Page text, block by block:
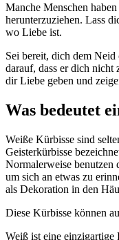
Manche Menschen
herunterzuziehen. Lass
wo Liebe ist.
Sei bereit, dich dem Neid
darauf, dass er dich
dir Liebe geben und
Was bedeutet
Weiße Kürbisse sind
Geisterkürbisse
Normalerweise benutzen
um sich an etwas zu
als Dekoration in den
Diese Kürbisse können
Weiß ist eine einzigartige